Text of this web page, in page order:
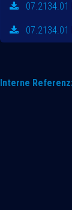
07.2134.01
07.2134.01
Interne Referenz: